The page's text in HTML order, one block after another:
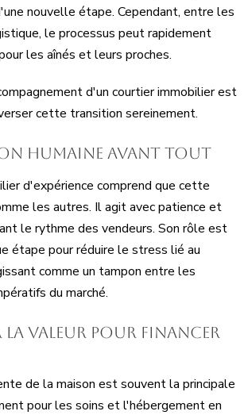
nouvelle étape. Cependant, entre les
le processus peut rapidement
les aînés et leurs proches.
d'un courtier immobilier est
cette transition sereinement.
humaine avant tout
d'expérience comprend que cette
les autres. Il agit avec patience et
le rythme des vendeurs. Son rôle est
étape pour réduire le stress lié au
comme un tampon entre les
du marché.
la valeur pour financer
de la maison est souvent la principale
pour les soins et l'hébergement en